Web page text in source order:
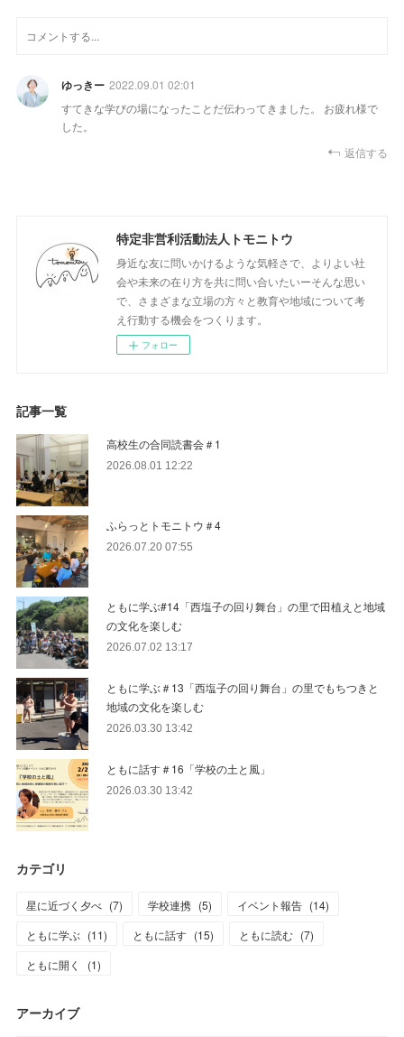
ゆっきー 2022.09.01 02:01
すてきな学びの場になったことだ伝わってきました。 お疲れ様で
した。
返信する
特定非営利活動法人トモニトウ
身近な友に問いかけるような気軽さで、よりよい社
会や未来の在り方を共に問い合いたいーそんな思い
で、さまざまな立場の方々と教育や地域について考
え行動する機会をつくります。
フォロー
記事一覧
高校生の合同読書会＃1
2026.08.01 12:22
ふらっとトモニトウ＃4
2026.07.20 07:55
ともに学ぶ#14「西塩子の回り舞台」の里で田植えと地域
の文化を楽しむ
2026.07.02 13:17
ともに学ぶ＃13「西塩子の回り舞台」の里でもちつきと
地域の文化を楽しむ
2026.03.30 13:42
ともに話す＃16「学校の土と風」
2026.03.30 13:42
カテゴリ
星に近づく夕べ (7) 学校連携 (5) イベント報告 (14)
ともに学ぶ (11) ともに話す (15) ともに読む (7)
ともに開く
(1)
アーカイブ